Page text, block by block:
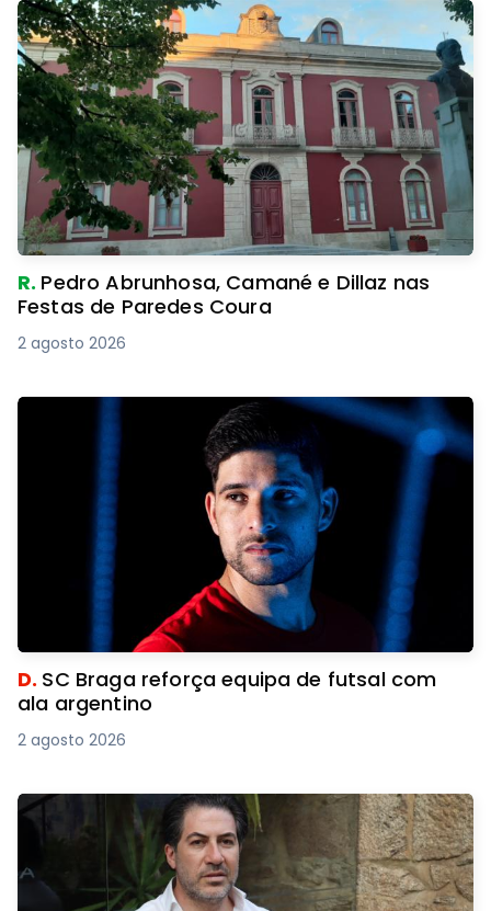
R. Pedro Abrunhosa, Camané e Dillaz nas
Festas de Paredes Coura
2 agosto 2026
D. SC Braga reforça equipa de futsal com
ala argentino
2 agosto 2026